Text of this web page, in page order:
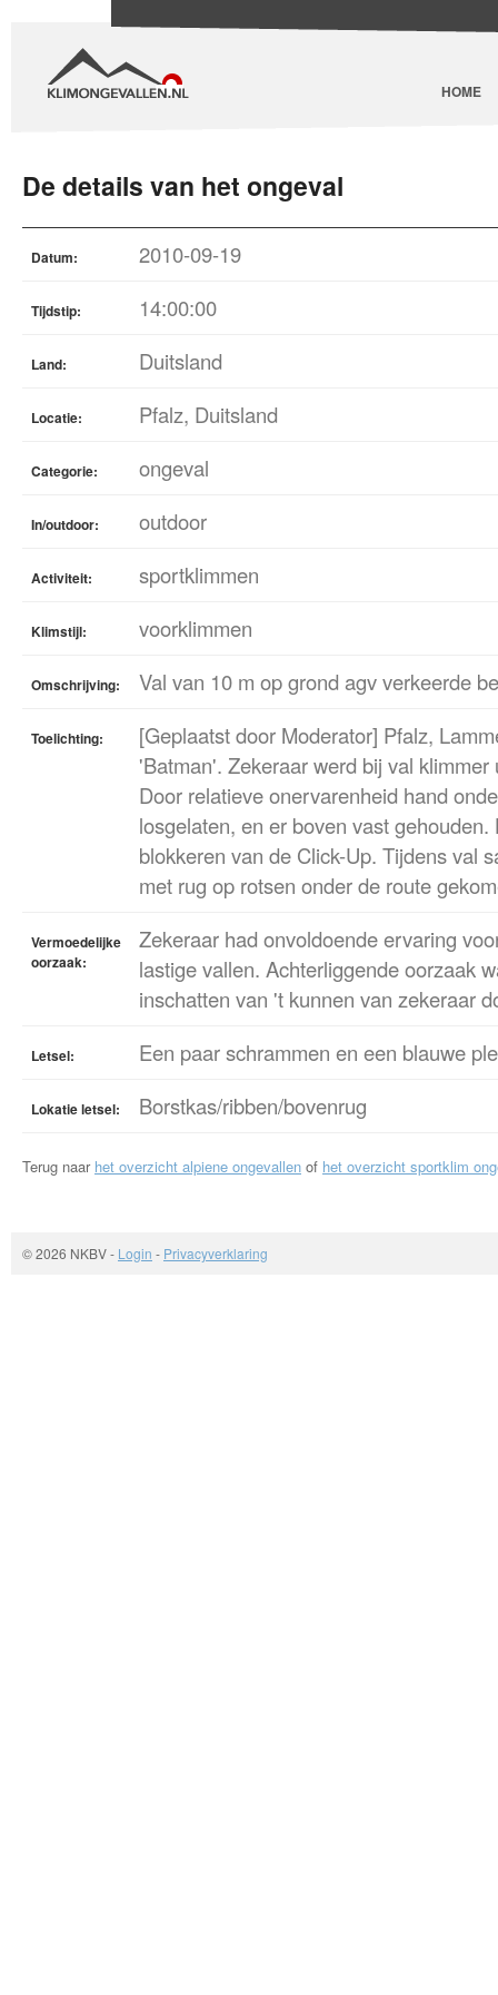
HOME
De details van het ongeval
Datum: 2010-09-19
Tijdstip: 14:00:00
Land: Duitsland
Locatie: Pfalz, Duitsland
Categorie: ongeval
In/outdoor: outdoor
Activiteit: sportklimmen
Klimstijl: voorklimmen
Omschrijving: Val van 10 m op grond agv verkeerde
Toelichting:
[Geplaatst door Moderator] Pfalz,
'Batman'. Zekeraar werd bij val
Door relatieve onervarenheid hand
losgelaten, en er boven vast gehouden.
blokkeren van de Click-Up. Tijdens val
met rug op rotsen onder de route
Vermoedelijke
oorzaak:
Zekeraar had onvoldoende ervaring
lastige vallen. Achterliggende oorzaak
inschatten van 't kunnen van zekeraar
Letsel: Een paar schrammen en een blauwe
Lokatie letsel: Borstkas/ribben/bovenrug
Terug naar het overzicht alpiene ongevallen of het overzicht sportklim
© 2026 NKBV- Login - Privacyverklaring